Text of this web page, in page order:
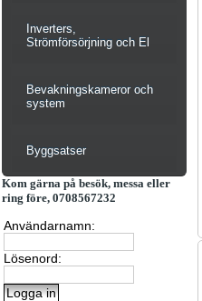
Inverters,
Strömförsörjning och El
Bevakningskameror och
system
Byggsatser
Kom gärna på besök, messa eller
ring före, 0708567232
Användarnamn:
Lösenord: